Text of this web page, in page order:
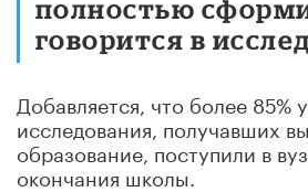
полностью
говорится в
Добавляется, что более 85%
исследования, получавших
образование, поступили в
окончания школы.